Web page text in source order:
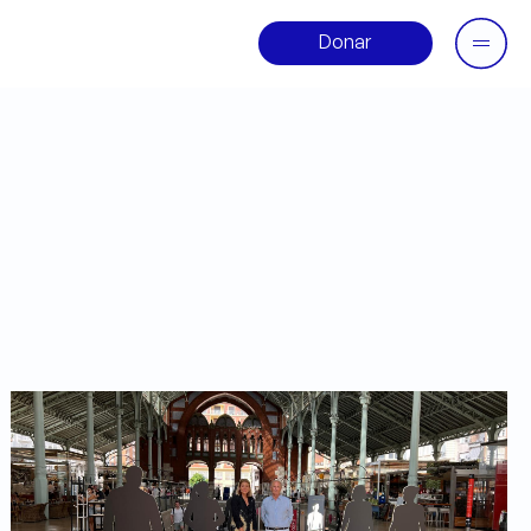
Donar